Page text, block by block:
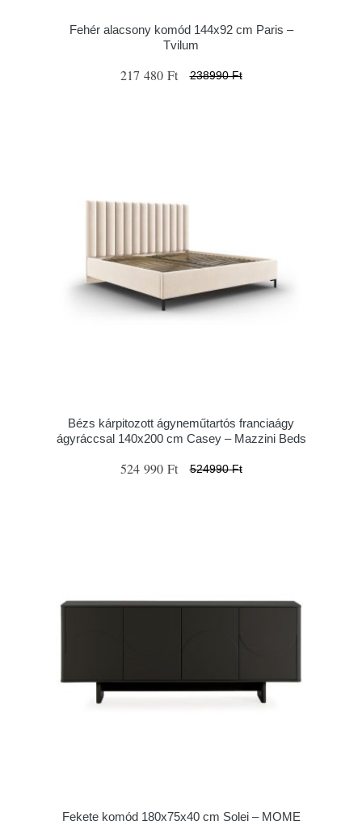
Fehér alacsony komód 144x92 cm Paris –
Tvilum
217 480 Ft 238990 Ft
Bézs kárpitozott ágyneműtartós franciaágy
ágyráccsal 140x200 cm Casey – Mazzini Beds
524 990 Ft 524990 Ft
Fekete komód 180x75x40 cm Solei – MOME